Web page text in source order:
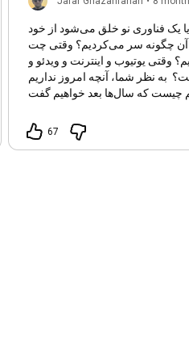
یک فناوری نو خلق می‌شود از خود
آن چگونه سر می‌کردیم؟ وقتی چت
وقتی یوتیوب و اینترنت و ویدئو و
تلویزیون نبودند چه بر ما می‌گذشت؟ به نظر شما، آنچه امروز نداریم
چیست که سال‌ها بعد خواهیم گفت
67